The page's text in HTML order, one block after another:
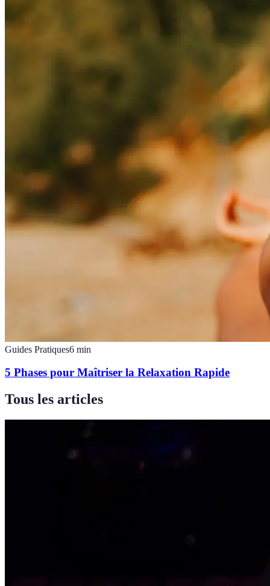
Guides Pratiques6 min
5 Phases pour Maîtriser la Relaxation Rapide
Tous les articles